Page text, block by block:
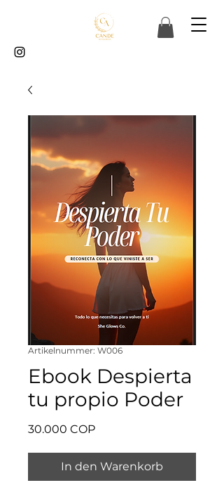
Artikelnummer: W006
Ebook Despierta
tu propio Poder
30.000 COPPreis
In den Warenkorb